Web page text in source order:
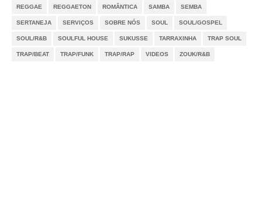
REGGAE REGGAETON ROMÂNTICA SAMBA SEMBA
SERTANEJA SERVIÇOS SOBRE NÓS SOUL SOUL/GOSPEL
SOUL/R&B SOULFUL HOUSE SUKUSSE TARRAXINHA TRAP SOUL
TRAP/BEAT TRAP/FUNK TRAP/RAP VIDEOS ZOUK/R&B